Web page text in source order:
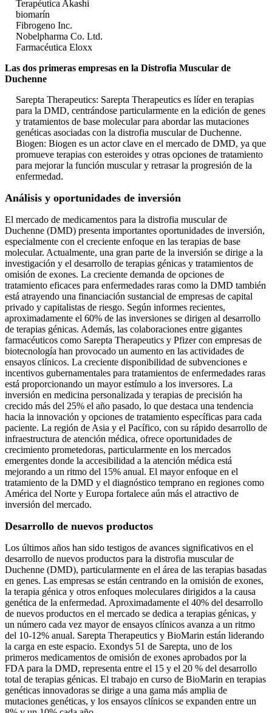
Terapéutica Akashi
biomarín
Fibrogeno Inc.
Nobelpharma Co. Ltd.
Farmacéutica Eloxx
Las dos primeras empresas en la Distrofia Muscular de
Duchenne
Sarepta Therapeutics: Sarepta Therapeutics es líder en terapias
para la DMD, centrándose particularmente en la edición de genes
y tratamientos de base molecular para abordar las mutaciones
genéticas asociadas con la distrofia muscular de Duchenne.
Biogen: Biogen es un actor clave en el mercado de DMD, ya que
promueve terapias con esteroides y otras opciones de tratamiento
para mejorar la función muscular y retrasar la progresión de la
enfermedad.
Análisis y oportunidades de inversión
El mercado de medicamentos para la distrofia muscular de
Duchenne (DMD) presenta importantes oportunidades de inversión,
especialmente con el creciente enfoque en las terapias de base
molecular. Actualmente, una gran parte de la inversión se dirige a la
investigación y el desarrollo de terapias génicas y tratamientos de
omisión de exones. La creciente demanda de opciones de
tratamiento eficaces para enfermedades raras como la DMD también
está atrayendo una financiación sustancial de empresas de capital
privado y capitalistas de riesgo. Según informes recientes,
aproximadamente el 60% de las inversiones se dirigen al desarrollo
de terapias génicas. Además, las colaboraciones entre gigantes
farmacéuticos como Sarepta Therapeutics y Pfizer con empresas de
biotecnología han provocado un aumento en las actividades de
ensayos clínicos. La creciente disponibilidad de subvenciones e
incentivos gubernamentales para tratamientos de enfermedades raras
está proporcionando un mayor estímulo a los inversores. La
inversión en medicina personalizada y terapias de precisión ha
crecido más del 25% el año pasado, lo que destaca una tendencia
hacia la innovación y opciones de tratamiento específicas para cada
paciente. La región de Asia y el Pacífico, con su rápido desarrollo de
infraestructura de atención médica, ofrece oportunidades de
crecimiento prometedoras, particularmente en los mercados
emergentes donde la accesibilidad a la atención médica está
mejorando a un ritmo del 15% anual. El mayor enfoque en el
tratamiento de la DMD y el diagnóstico temprano en regiones como
América del Norte y Europa fortalece aún más el atractivo de
inversión del mercado.
Desarrollo de nuevos productos
Los últimos años han sido testigos de avances significativos en el
desarrollo de nuevos productos para la distrofia muscular de
Duchenne (DMD), particularmente en el área de las terapias basadas
en genes. Las empresas se están centrando en la omisión de exones,
la terapia génica y otros enfoques moleculares dirigidos a la causa
genética de la enfermedad. Aproximadamente el 40% del desarrollo
de nuevos productos en el mercado se dedica a terapias génicas, y
un número cada vez mayor de ensayos clínicos avanza a un ritmo
del 10-12% anual. Sarepta Therapeutics y BioMarin están liderando
la carga en este espacio. Exondys 51 de Sarepta, uno de los
primeros medicamentos de omisión de exones aprobados por la
FDA para la DMD, representa entre el 15 y el 20 % del desarrollo
total de terapias génicas. El trabajo en curso de BioMarin en terapias
genéticas innovadoras se dirige a una gama más amplia de
mutaciones genéticas, y los ensayos clínicos se expanden entre un